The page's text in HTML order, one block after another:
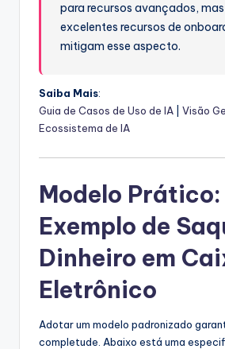
para recursos avançados,
excelentes recursos de
mitigam esse aspecto.
Saiba Mais:
Guia de Casos de Uso de IA
Visão
Ecossistema de IA
Modelo Prático:
Exemplo de
Dinheiro em
Eletrônico
Adotar um modelo padronizado
completude. Abaixo está uma